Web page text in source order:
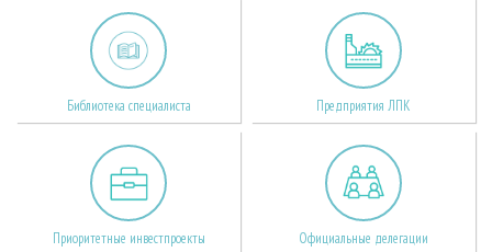
Библиотека специалиста Предприятия ЛПК
Приоритетные инвестпроекты Официальные делегации